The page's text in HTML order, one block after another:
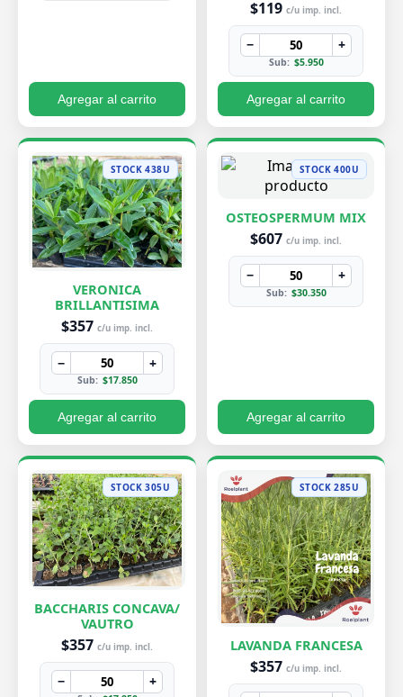
Agregar al carrito
$119 c/u imp. incl.
− +
Sub: $5.950
Agregar al carrito
STOCK 438U
VERONICA
BRILLANTISIMA
$357 c/u imp. incl.
− +
Sub: $17.850
Agregar al carrito
STOCK 400U
OSTEOSPERMUM MIX
$607 c/u imp. incl.
− +
Sub: $30.350
Agregar al carrito
STOCK 305U
BACCHARIS CONCAVA/
VAUTRO
$357 c/u imp. incl.
− +
STOCK 285U
LAVANDA FRANCESA
$357 c/u imp. incl.